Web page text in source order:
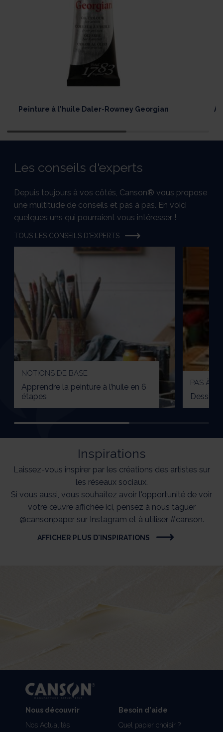
Peinture à l'huile Daler-Rowney Georgian
Les conseils d'experts
Depuis toujours à vos côtés, Canson® vous propose
une multitude de conseils et pas à pas. En voici
quelques uns qui pourraient vous intéresser !
TOUS LES CONSEILS D'EXPERTS
NOTIONS DE BASE
Apprendre la peinture à l’huile en 6
étapes
PAS À
Inspirations
Laissez-vous inspirer par les créations des artistes sur
les réseaux sociaux.
Si vous aussi, vous souhaitez avoir l'opportunité de voir
votre œuvre affichée ici, pensez à nous taguer
@cansonpaper sur Instagram et à utiliser #canson.
AFFICHER PLUS D'INSPIRATIONS
Nous découvrir
Nos Actualités
Besoin d'aide
Quel papier choisir ?